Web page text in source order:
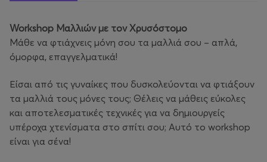
Workshop Μαλλιών με τον Χρυσόστομο
Μάθε να φτιάχνεις μόνη σου τα μαλλιά σου – απλά,
όμορφα, επαγγελματικά!
Είσαι από τις γυναίκες που δυσκολεύονται να φτιάξουν
τα μαλλιά τους μόνες τους; Θέλεις να μάθεις εύκολες
και αποτελεσματικές τεχνικές για να δημιουργείς
υπέροχα χτενίσματα στο σπίτι σου; Αυτό το workshop
είναι για σένα!